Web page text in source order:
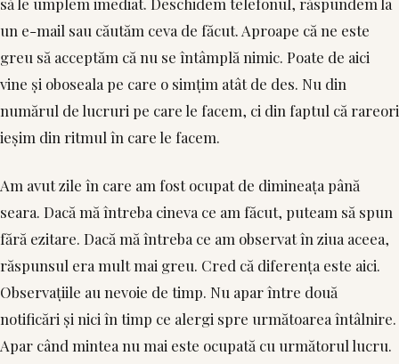
un e-mail sau căutăm ceva de făcut. Aproape că ne este
greu să acceptăm că nu se întâmplă nimic. Poate de aici
vine și oboseala pe care o simțim atât de des. Nu din
numărul de lucruri pe care le facem, ci din faptul că rareori
ieșim din ritmul în care le facem.
Am avut zile în care am fost ocupat de dimineața până
seara. Dacă mă întreba cineva ce am făcut, puteam să spun
fără ezitare. Dacă mă întreba ce am observat în ziua aceea,
răspunsul era mult mai greu. Cred că diferența este aici.
Observațiile au nevoie de timp. Nu apar între două
notificări și nici în timp ce alergi spre următoarea întâlnire.
Apar când mintea nu mai este ocupată cu următorul lucru.